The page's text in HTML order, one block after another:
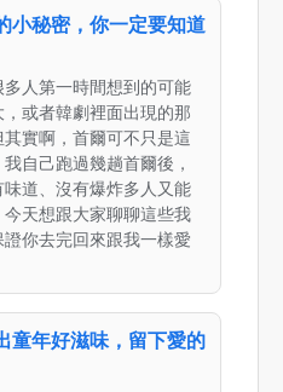
小秘密，你一定要知道
人第一時間想到的可能
或者韓劇裡面出現的那
實啊，首爾可不只是這
自己跑過幾趟首爾後，
道、沒有爆炸多人又能
天想跟大家聊聊這些我
你去完回來跟我一樣愛
童年好滋味，留下愛的